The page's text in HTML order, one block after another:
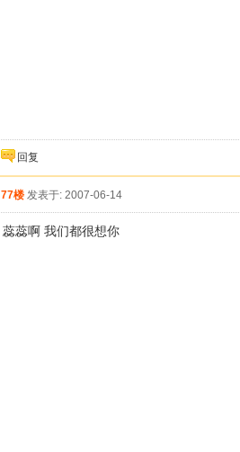
回复
77楼 发表于: 2007-06-14
蕊蕊啊 我们都很想你